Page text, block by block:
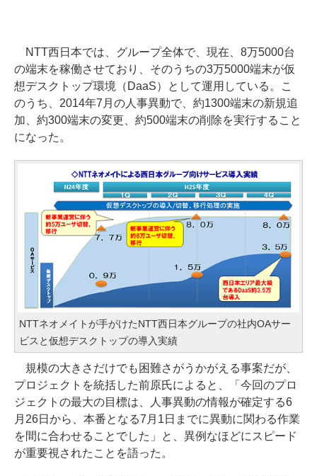
NTT西日本では、グループ全体で、現在、8万5000台
の端末を稼働させており、そのうちの3万5000端末が仮
想デスクトップ環境（DaaS）として運用している。こ
のうち、2014年7月の人事異動で、約1300端末の新規追
加、約300端末の変更、約500端末の削除を実行すること
になった。
NTTネオメイトが手がけたNTT西日本グループの社内OAサー
ビスと仮想デスクトップの導入実績
規模の大きさだけでも困難さがうかがえる事案だが、
プロジェクトを統括した前原氏によると、「今回のプロ
ジェクトの最大の目標は、人事異動の情報が確定する6
月26日から、本番となる7月1日までに異動に関わる作業
を間に合わせることでした」と、異例なほどにスピード
が重要視されたことを語った。